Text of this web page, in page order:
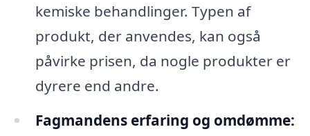
kemiske behandlinger. Typen af
produkt, der anvendes, kan også
påvirke prisen, da nogle produkter er
dyrere end andre.
Fagmandens erfaring og omdømme: